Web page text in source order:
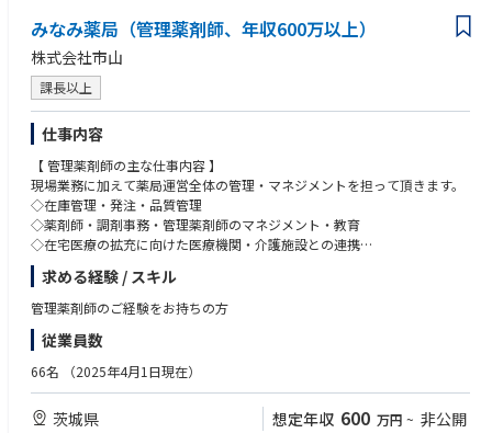
営業時間：月火木金（09:00～13:00 14:30～18:00）土（09:00～13:00）
処方箋内容：内科 ，整形外科他
処方箋枚数：約30枚/日
薬剤師数：1.5名 ※変動あり
電子薬歴：あり
■ほのぼの薬局つくばみどりの店
営業日：月～土
営業時間：月火水金（09：00～12：30、14：00～18：00）木土（09：0
0～12：30）
処方箋内容：内科他
処方箋枚数：約55枚/日
薬剤師数：4名 ※変動あり
電子薬歴：あり
みなみ薬局（管理薬剤師、年収600万以上）
株式会社市山
課長以上
仕事内容
【 管理薬剤師の主な仕事内容 】
現場業務に加えて薬局運営全体の管理・マネジメントを担って頂きます。
◇在庫管理・発注・品質管理
◇薬剤師・調剤事務・管理薬剤師のマネジメント・教育
◇在宅医療の拡充に向けた医療機関・介護施設との連携
◇各種法令遵守の管理（薬機法・調剤報酬請求の適正化）
【 店舗情報 】
営業時間：月-土（09：00～18：00）
処方箋内容：内科/整形外科/皮膚科
処方箋枚数：約65枚/日
スタッフ数：薬剤師3名、事務4名 ※変動あり
電子薬歴：あり
求める経験 / スキル
管理薬剤師のご経験をお持ちの方
従業員数
66名 （2025年4月1日現在）
茨城県 想定年収 600 万円 ~ 非公開